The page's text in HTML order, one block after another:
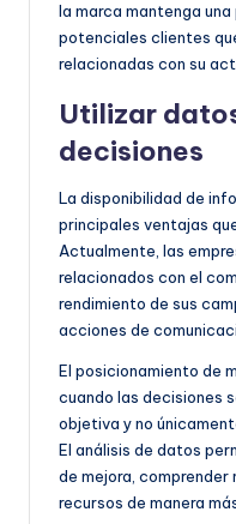
la marca mantenga
potenciales clientes
relacionadas con su
Utilizar
decisiones
La disponibilidad de
principales ventajas
Actualmente, las
relacionados con el
rendimiento de sus
acciones de
El posicionamiento de
cuando las decisiones
objetiva y no
El análisis de datos
de mejora, comprender
recursos de manera